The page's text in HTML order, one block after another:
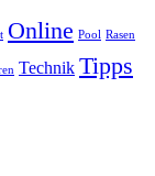
Online Pool Rasen
Technik Tipps